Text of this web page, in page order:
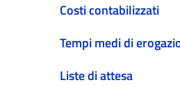
Costi contabilizzati
Tempi medi di
Liste di attesa